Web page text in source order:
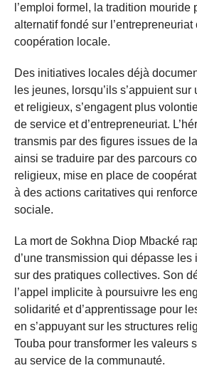
l’emploi formel, la tradition mouride
alternatif fondé sur
coopération locale.
Des initiatives locales déjà
les jeunes, lorsqu’ils s’appuient sur
et religieux, s’engagent plus
de service et d’entrepreneuriat.
transmis par des figures issues de
ainsi se traduire par des parcours
religieux, mise en place de
à des actions caritatives qui
sociale.
La mort de Sokhna Diop Mbacké
d’une transmission qui dépasse
sur des pratiques collectives. Son
l’appel implicite à poursuivre les
solidarité et d’apprentissage pour
en s’appuyant sur les structures
Touba pour transformer les valeurs
au service de la communauté.